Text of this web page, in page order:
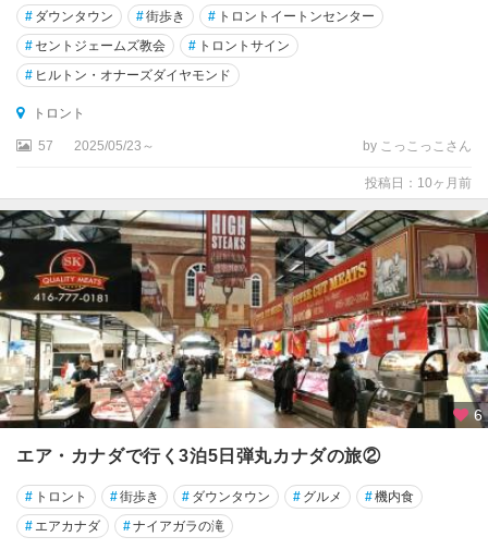
ン
キ
ン
州
公
園
ア
ー
タ
州
イ
カ
イ
ッ
ト
# ダウンタウン #街歩き # トロントイートンセンター
#セントジェームズ教会 # トロントサイン
# ヒルトン・オナーズダイヤモンド
トロント
57 2025/05/23～ by こっこっこさん
投稿日：10ヶ月前
6
エア・カナダで行く3泊5日弾丸カナダの旅②
# トロント #街歩き # ダウンタウン # グルメ #機内食
# エアカナダ #ナイアガラの滝